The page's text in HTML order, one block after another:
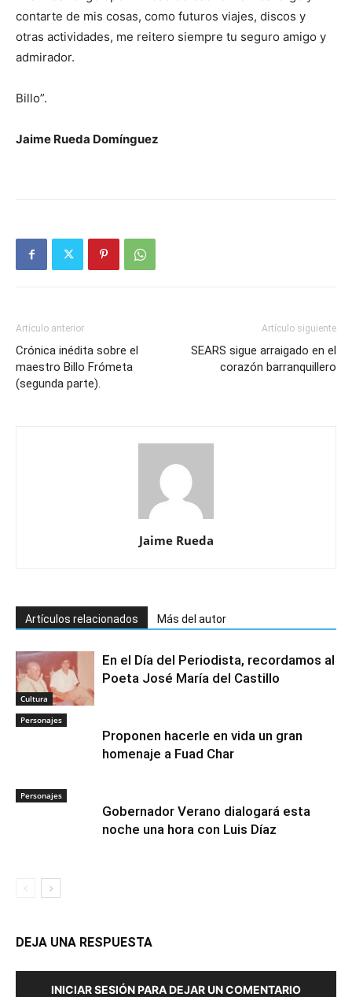
contarte de mis cosas, como futuros viajes, discos y
otras actividades, me reitero siempre tu seguro amigo y
admirador.
Billo”.
Jaime Rueda Domínguez
Artículo anterior
Crónica inédita sobre el
maestro Billo Frómeta
(segunda parte).
Artículo siguiente
SEARS sigue arraigado en el
corazón barranquillero
Jaime Rueda
Artículos relacionados Más del autor
Cultura
En el Día del Periodista, recordamos al
Poeta José María del Castillo
Personajes
Proponen hacerle en vida un gran
homenaje a Fuad Char
Personajes
Gobernador Verano dialogará esta
noche una hora con Luis Díaz
DEJA UNA RESPUESTA
INICIAR SESIÓN PARA DEJAR UN COMENTARIO